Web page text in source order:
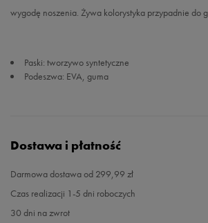
wygodę noszenia. Żywa kolorystyka przypadnie do
Paski: tworzywo syntetyczne
Podeszwa: EVA, guma
Dostawa i płatność
Darmowa dostawa od 299,99 zł
Czas realizacji 1-5 dni roboczych
30 dni na zwrot